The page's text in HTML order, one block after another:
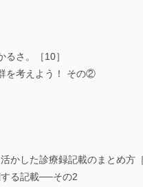
さ。［10］
を考えよう！ その②
かした診療録記載のまとめ方［
る記載──その2